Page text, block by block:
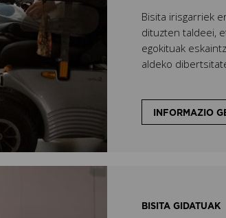
Bisita irisgarriek
dituzten taldeei,
egokituak
aldeko
INFORMAZIO
BISITA GIDATUAK